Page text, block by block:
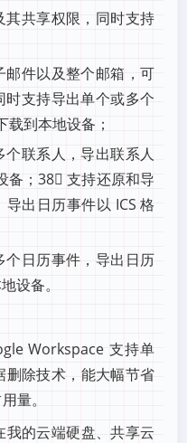
共享权限，同时支持
件以及整个邮箱，可
支持导出单个或多个
载到本地设备；
联系人，导出联系人
备；38 支持还原和导
出日历事件以 ICS 格
日历事件，导出日历
设备。
Workspace 支持单
删除技术，能大幅节省
量。
的云端硬盘、共享云